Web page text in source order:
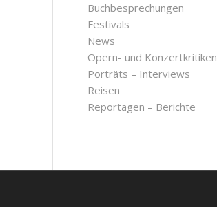
Buchbesprechungen
Festivals
News
Opern- und Konzertkritiken
Porträts – Interviews
Reisen
Reportagen – Berichte